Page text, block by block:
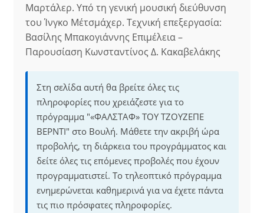
Μαρτάλερ. Υπό τη γενική μουσική διεύθυνση
του Ίνγκο Μέτσμάχερ. Τεχνική επεξεργασία:
Βασίλης Μπακογιάννης Επιμέλεια –
Παρουσίαση Κωνσταντίνος Δ. Κακαβελάκης
Στη σελίδα αυτή θα βρείτε όλες τις
πληροφορίες που χρειάζεστε για το
πρόγραμμα "«ΦΑΛΣΤΑΦ» ΤΟΥ ΤΖΟΥΖΕΠΕ
ΒΕΡΝΤΙ" στο Βουλή. Μάθετε την ακριβή ώρα
προβολής, τη διάρκεια του προγράμματος και
δείτε όλες τις επόμενες προβολές που έχουν
προγραμματιστεί. Το τηλεοπτικό πρόγραμμα
ενημερώνεται καθημερινά για να έχετε πάντα
τις πιο πρόσφατες πληροφορίες.